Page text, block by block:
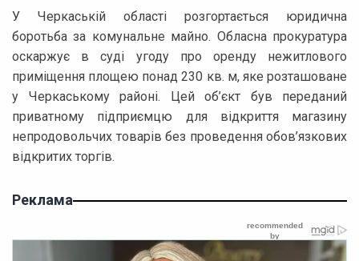
У Черкаській області розгортається юридична
боротьба за комунальне майно. Обласна прокуратура
оскаржує в суді угоду про оренду нежитлового
приміщення площею понад 230 кв. м, яке розташоване
у Черкаському районі. Цей об’єкт був переданий
приватному підприємцю для відкриття магазину
непродовольчих товарів без проведення обов’язкових
відкритих торгів.
Реклама